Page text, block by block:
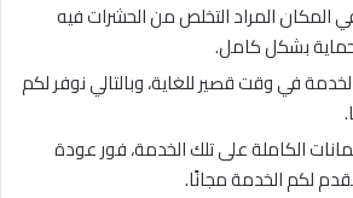
المكان المراد التخلص من الحشرات فيه
بشكل كامل.
في وقت قصير للغاية، وبالتالي نوفر لكم
الكاملة على تلك الخدمة، فور عودة
لكم الخدمة مجانًا.